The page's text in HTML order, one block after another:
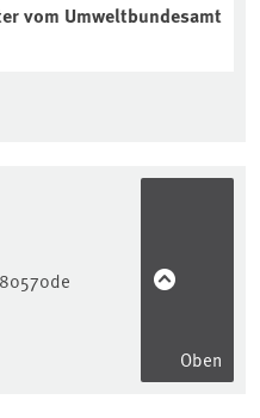
vom Umweltbundesamt
Oben